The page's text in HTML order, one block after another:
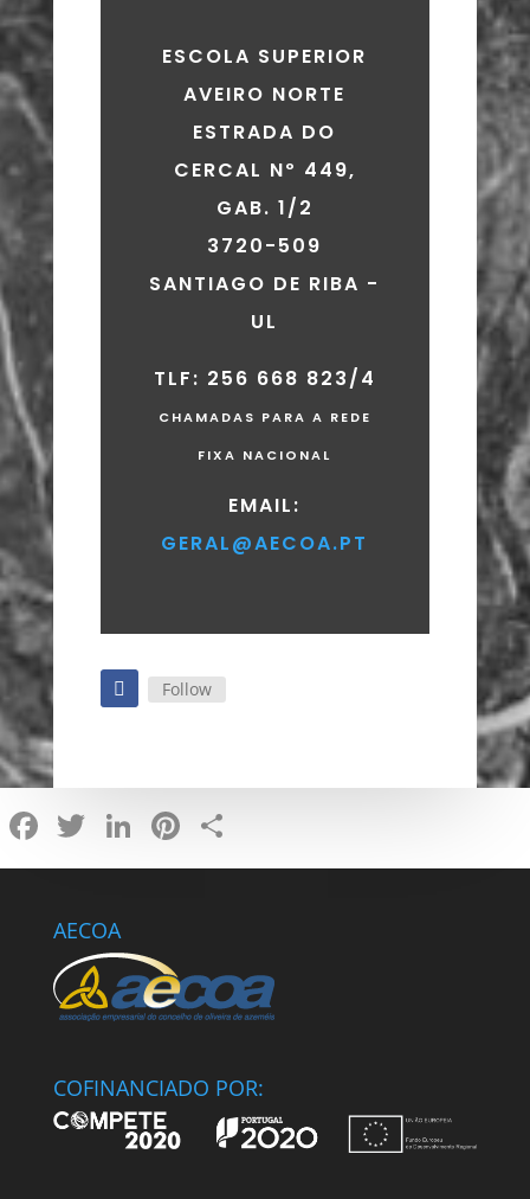
ESCOLA SUPERIOR
AVEIRO NORTE
ESTRADA DO
CERCAL Nº 449,
GAB. 1/2
3720-509
SANTIAGO DE RIBA -
UL
TLF: 256 668 823/4
CHAMADAS PARA A REDE
FIXA NACIONAL
EMAIL:
GERAL@AECOA.PT
Follow
Facebook
Twitter
LinkedIn
Pinterest
AECOA
COFINANCIADO POR: